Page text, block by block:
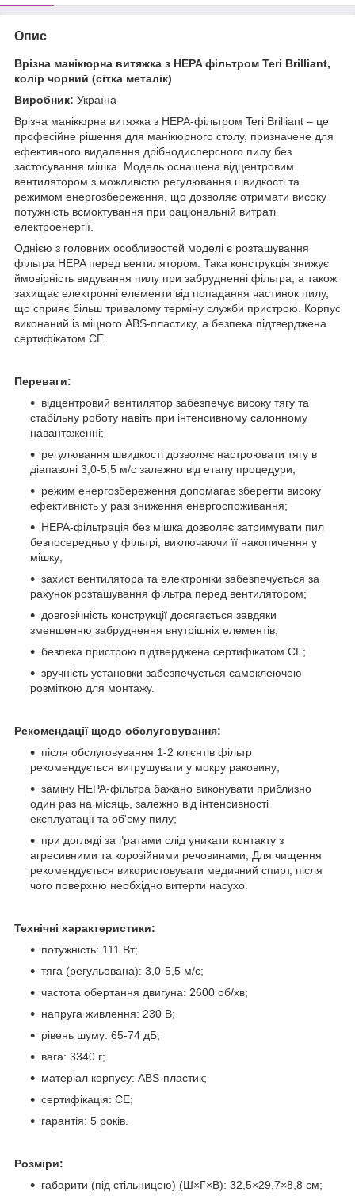
Опис
Врізна манікюрна витяжка з HEPA фільтром Teri Brilliant,
колір чорний (сітка металік)
Виробник: Україна
Врізна манікюрна витяжка з HEPA-фільтром Teri Brilliant – це
професійне рішення для манікюрного столу, призначене для
ефективного видалення дрібнодисперсного пилу без
застосування мішка. Модель оснащена відцентровим
вентилятором з можливістю регулювання швидкості та
режимом енергозбереження, що дозволяє отримати високу
потужність всмоктування при раціональній витраті
електроенергії.
Однією з головних особливостей моделі є розташування
фільтра HEPA перед вентилятором. Така конструкція знижує
ймовірність видування пилу при забрудненні фільтра, а також
захищає електронні елементи від попадання частинок пилу,
що сприяє більш тривалому терміну служби пристрою. Корпус
виконаний із міцного ABS-пластику, а безпека підтверджена
сертифікатом CE.
Переваги:
відцентровий вентилятор забезпечує високу тягу та
стабільну роботу навіть при інтенсивному салонному
навантаженні;
регулювання швидкості дозволяє настроювати тягу в
діапазоні 3,0-5,5 м/с залежно від етапу процедури;
режим енергозбереження допомагає зберегти високу
ефективність у разі зниження енергоспоживання;
HEPA-фільтрація без мішка дозволяє затримувати пил
безпосередньо у фільтрі, виключаючи її накопичення у
мішку;
захист вентилятора та електроніки забезпечується за
рахунок розташування фільтра перед вентилятором;
довговічність конструкції досягається завдяки
зменшенню забруднення внутрішніх елементів;
безпека пристрою підтверджена сертифікатом CE;
зручність установки забезпечується самоклеючою
розміткою для монтажу.
Рекомендації щодо обслуговування:
після обслуговування 1-2 клієнтів фільтр
рекомендується витрушувати у мокру раковину;
заміну HEPA-фільтра бажано виконувати приблизно
один раз на місяць, залежно від інтенсивності
експлуатації та об'єму пилу;
при догляді за ґратами слід уникати контакту з
агресивними та корозійними речовинами; Для чищення
рекомендується використовувати медичний спирт, після
чого поверхню необхідно витерти насухо.
Технічні характеристики:
потужність: 111 Вт;
тяга (регульована): 3,0-5,5 м/с;
частота обертання двигуна: 2600 об/хв;
напруга живлення: 230 В;
рівень шуму: 65-74 дБ;
вага: 3340 г;
матеріал корпусу: ABS-пластик;
сертифікація: CE;
гарантія: 5 років.
Розміри:
габарити (під стільницею) (Ш×Г×В): 32,5×29,7×8,8 см;